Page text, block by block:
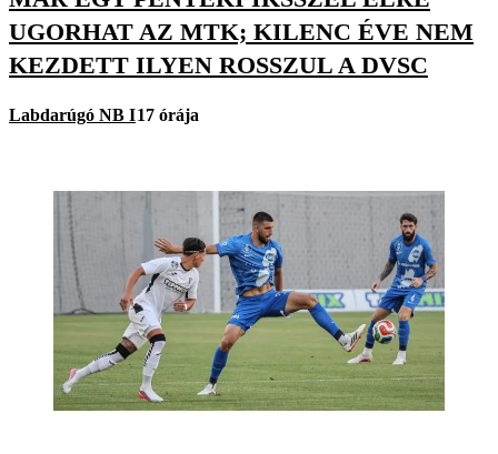
UGORHAT AZ MTK; KILENC ÉVE NEM
KEZDETT ILYEN ROSSZUL A DVSC
Labdarúgó NB I17 órája